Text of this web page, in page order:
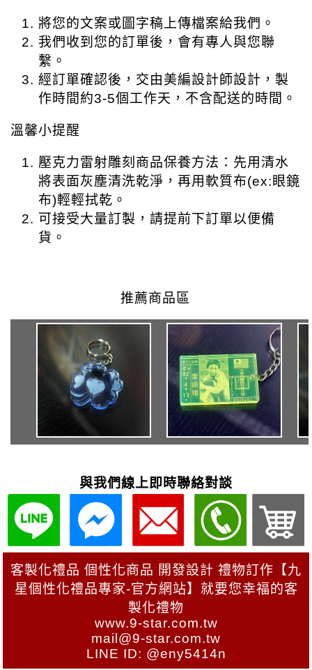
與我們線上即時聯絡對談
客製化禮品 個性化商品 開發設計 禮物訂作【九
星個性化禮品專家-官方網站】就要您幸福的客
製化禮物
www.9-star.com.tw
mail@9-star.com.tw
LINE ID: @eny5414n